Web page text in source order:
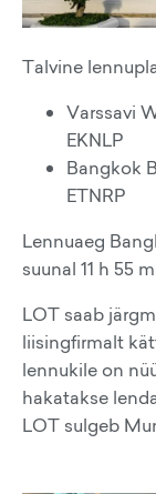
Talvine
Varssavi
EKNLP
Bangkok
ETNRP
Lennuaeg
suunal 11 h 55
LOT saab
liisingfirmalt
lennukile on
hakatakse
LOT sulgeb